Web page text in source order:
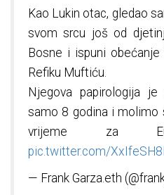
Kao Lukin otac, gledao
svom srcu još od
Bosne i ispuni
Refiku Muftiću.
Njegova papirologija
samo 8 godina i molimo
vrijeme za
pic.twitter.com/
— Frank Garza.eth